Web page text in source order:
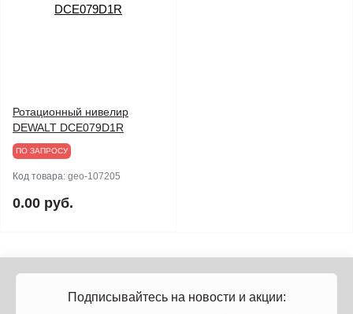
Ротационный нивелир
DEWALT DCE079D1R
ПО ЗАПРОСУ
Код товара: geo-107205
0.00 руб.
Подписывайтесь на новости и акции: